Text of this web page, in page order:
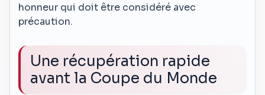
honneur qui doit être considéré avec
précaution.
Une récupération rapide
avant la Coupe du Monde